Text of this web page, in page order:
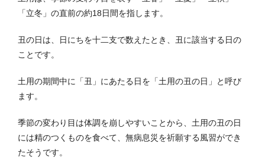
「立冬」の直前の約18日間を指します。
丑の日は、日にちを十二支で数えたとき、丑に該当する日の
ことです。
土用の期間中に「丑」にあたる日を「土用の丑の日」と呼び
ます。
季節の変わり目は体調を崩しやすいことから、土用の丑の日
には精のつくものを食べて、無病息災を祈願する風習ができ
たそうです。